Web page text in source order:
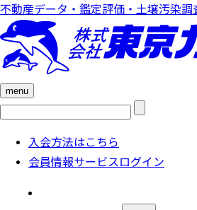
不動産データ・鑑定評価・土壌汚染調
menu
検
入会方法はこちら
会員情報サービスログイン